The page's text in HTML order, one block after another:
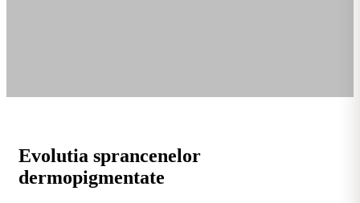
Evolutia sprancenelor
dermopigmentate